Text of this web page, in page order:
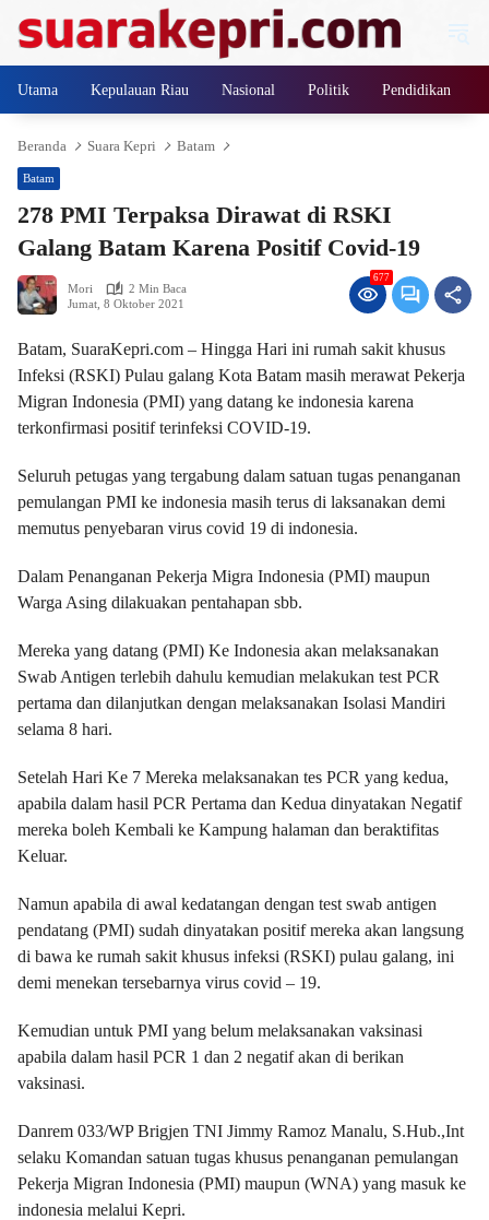
Utama Kepulauan Riau Nasional Politik Pendidikan
Beranda Suara Kepri Batam
Batam
278 PMI Terpaksa Dirawat di RSKI
Galang Batam Karena Positif Covid-19
Mori
2 Min Baca
Jumat, 8 Oktober 2021
677
Batam, SuaraKepri.com – Hingga Hari ini rumah sakit khusus
Infeksi (RSKI) Pulau galang Kota Batam masih merawat Pekerja
Migran Indonesia (PMI) yang datang ke indonesia karena
terkonfirmasi positif terinfeksi COVID-19.
Seluruh petugas yang tergabung dalam satuan tugas penanganan
pemulangan PMI ke indonesia masih terus di laksanakan demi
memutus penyebaran virus covid 19 di indonesia.
Dalam Penanganan Pekerja Migra Indonesia (PMI) maupun
Warga Asing dilakuakan pentahapan sbb.
Mereka yang datang (PMI) Ke Indonesia akan melaksanakan
Swab Antigen terlebih dahulu kemudian melakukan test PCR
pertama dan dilanjutkan dengan melaksanakan Isolasi Mandiri
selama 8 hari.
Setelah Hari Ke 7 Mereka melaksanakan tes PCR yang kedua,
apabila dalam hasil PCR Pertama dan Kedua dinyatakan Negatif
mereka boleh Kembali ke Kampung halaman dan beraktifitas
Keluar.
Namun apabila di awal kedatangan dengan test swab antigen
pendatang (PMI) sudah dinyatakan positif mereka akan langsung
di bawa ke rumah sakit khusus infeksi (RSKI) pulau galang, ini
demi menekan tersebarnya virus covid – 19.
Kemudian untuk PMI yang belum melaksanakan vaksinasi
apabila dalam hasil PCR 1 dan 2 negatif akan di berikan
vaksinasi.
Danrem 033/WP Brigjen TNI Jimmy Ramoz Manalu, S.Hub.,Int
selaku Komandan satuan tugas khusus penanganan pemulangan
Pekerja Migran Indonesia (PMI) maupun (WNA) yang masuk ke
indonesia melalui Kepri.